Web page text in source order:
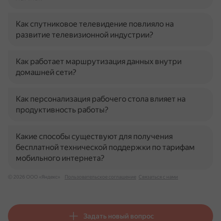
Как спутниковое телевидение повлияло на
развитие телевизионной индустрии?
Как работает маршрутизация данных внутри
домашней сети?
Как персонализация рабочего стола влияет на
продуктивность работы?
Какие способы существуют для получения
бесплатной технической поддержки по тарифам
мобильного интернета?
© 2026 ООО «Яндекс» Пользовательское соглашение Связаться с нами
Задать новый вопрос